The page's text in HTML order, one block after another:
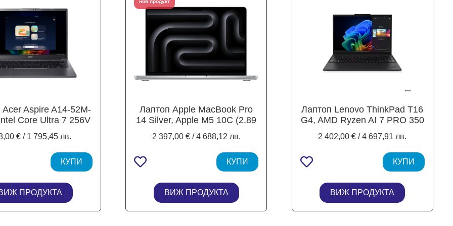
Aspire A14-52M-
Core Ultra 7 256V
14" (35.6 cm), Intel
140V, WUXGA
Display, 16GB
512GB SSD
1x Thunderbolt,
11 Home
€ / 1 795,45 лв.
КУПИ
ПРОДУКТА
нов продукт
Лаптоп Apple MacBook Pro
14 Silver, Apple M5 10C (2.89
14.2" (36.07 cm) Liquid Retina
XDR, 10C GPU Apple M5,
24GB LPDDR5X, 1TB SSD,
Mac OS Tahoe
2 397,00 € / 4 688,12 лв.
КУПИ
ВИЖ ПРОДУКТА
Лаптоп Lenovo ThinkPad T16
G4, AMD Ryzen AI 7 PRO 350
Cache), 16.0" (40.64 cm)
WUXGA IPS, 32GB DDR5,
512GB M.2 NVMe SSD,
Windows 11 Pro
2 402,00 € / 4 697,91 лв.
КУПИ
ВИЖ ПРОДУКТА